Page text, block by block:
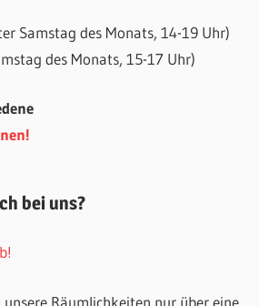
Samstag des Monats, 14-19 Uhr)
des Monats, 15-17 Uhr)
bei uns?
unsere Räumlichkeiten nur über eine